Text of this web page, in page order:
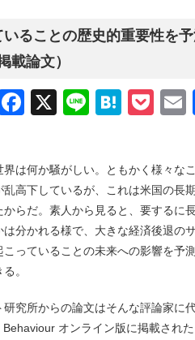
ることの歴史的重要性を
載論文）
Facebook
X Line
界は何か騒がしい。ともかく様々な
高下しているが、これは米国の長
らだ。素人から見ると、要するに
分かれる様で、大きな経済後退の
っていることの未来への影響を予
。
究所からの論文はそんな評論家に
オンライン版に掲載され